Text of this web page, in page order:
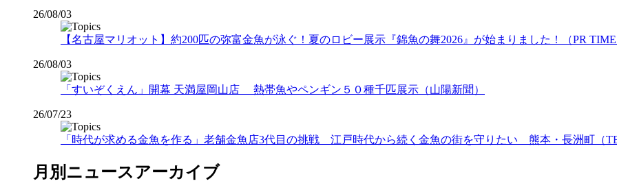
26/08/03
【名古屋マリオット】約200匹の弥富金魚が泳ぐ！夏のロビー展示『錦魚の舞2026』が始まりました！（PR
26/08/03
「すいぞくえん」開幕 天満屋岡山店 熱帯魚やペンギン５０種千匹展示（山陽新聞）
26/07/23
「時代が求める金魚を作る」老舗金魚店3代目の挑戦 江戸時代から続く金魚の街を守りたい 熊本・長洲町（
月別ニュースアーカイブ